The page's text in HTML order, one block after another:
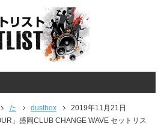
た dustbox
2019年11月21日
」盛岡CLUB CHANGE WAVE セットリス